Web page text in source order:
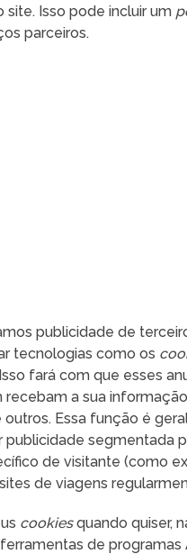
Isso pode incluir um
parceiros.
publicidade de
tecnologias como os
fará com que esses
a sua
outros. Essa função é
segmentada
de visitante (como
de viagens
cookiesquando quiser,
de